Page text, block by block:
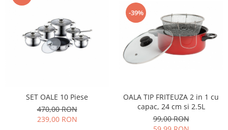
SET OALE 10 Piese
470,00 RON
239,00 RON
-39%
OALA TIP FRITEUZA 2 in 1 cu
capac, 24 cm si 2.5L
99,00 RON